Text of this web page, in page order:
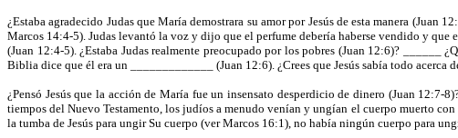
¿Estaba agradecido Judas que María demostrara su amor por Jesús de esta manera
Marcos 14:4-5). Judas levantó la voz y dijo que el perfume debería haberse vendido y que
(Juan 12:4-5). ¿Estaba Judas realmente preocupado por los pobres (Juan 12:6)? ______
Biblia dice que él era un _____________ (Juan 12:6). ¿Crees que Jesús sabía todo
¿Pensó Jesús que la acción de María fue un insensato desperdicio de dinero (Juan
tiempos del Nuevo Testamento, los judíos a menudo venían y ungían el cuerpo muerto
la tumba de Jesús para ungir Su cuerpo (ver Marcos 16:1), no había ningún cuerpo para